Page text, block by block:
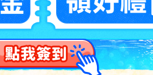
商品説明